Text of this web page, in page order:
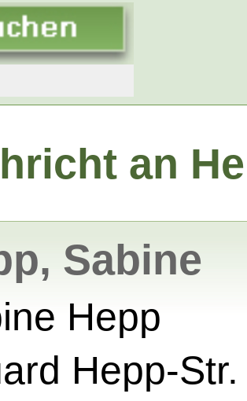
an
Sabine
Hepp
Hepp-